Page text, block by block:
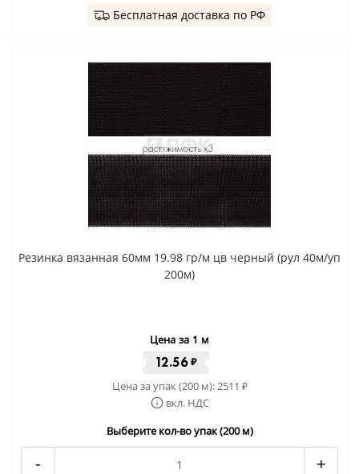
Бесплатная доставка по РФ
Резинка вязанная 60мм 19.98 гр/м цв черный (рул 40м/уп
200м)
Цена за 1 м
12.56 ₽
Цена за упак (200 м):2511 ₽
вкл. НДС
Выберите кол-во упак (200 м)
- +